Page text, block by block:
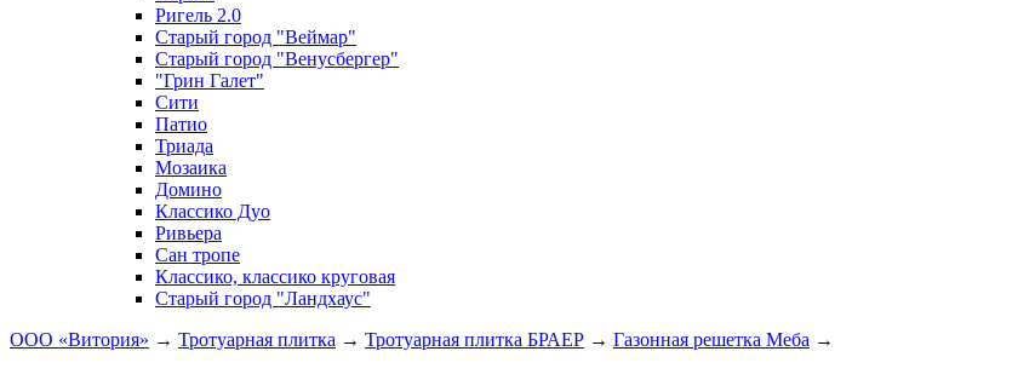
Ригель 2.0
Старый город "Веймар"
Старый город "Венусбергер"
"Грин Галет"
Сити
Патио
Триада
Мозаика
Домино
Классико Дуо
Ривьера
Сан тропе
Классико, классико круговая
Старый город "Ландхаус"
ООО «Витория» → Тротуарная плитка → Тротуарная плитка БРАЕР → Газонная решетка Меба →